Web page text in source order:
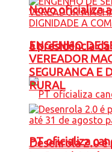
Novo oficializa
à presidência
PT oficializa
ENGENHO DE
VEREADOR
SEGURANCA E
RURAL
Desenrola 2.0